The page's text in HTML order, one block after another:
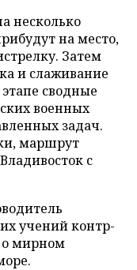
несколько
на место,
Затем
и слаживание
сводные
военных
задач.
маршрут
с
учений контр-
о мирном